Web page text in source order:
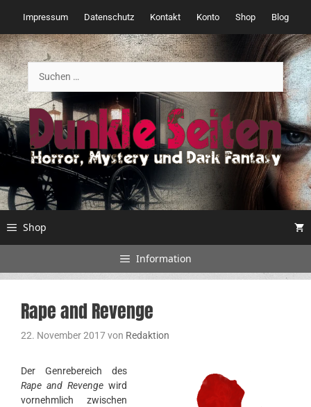
Inhalt
springen
Impressum Datenschutz Kontakt Konto Shop Blog
Suchen
nach:
Shop
Information
Rape and Revenge
22. November 2017von Redaktion
Der Genrebereich des
Rape and Revenge wird
vornehmlich zwischen